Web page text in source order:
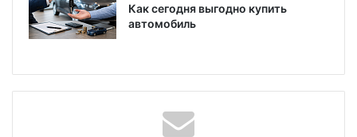
Как сегодня выгодно купить
автомобиль